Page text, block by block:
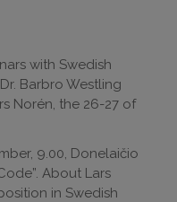
with Swedish
Barbro Westling
Norén, the 26-27 of
9.00, Donelaičio
About Lars
in Swedish